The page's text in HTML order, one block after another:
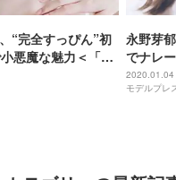
“完全すっぴん”初
悪魔な魅力＜「忘
ット＞
永野芽
でナレ
2020.01.04
モデルプレ